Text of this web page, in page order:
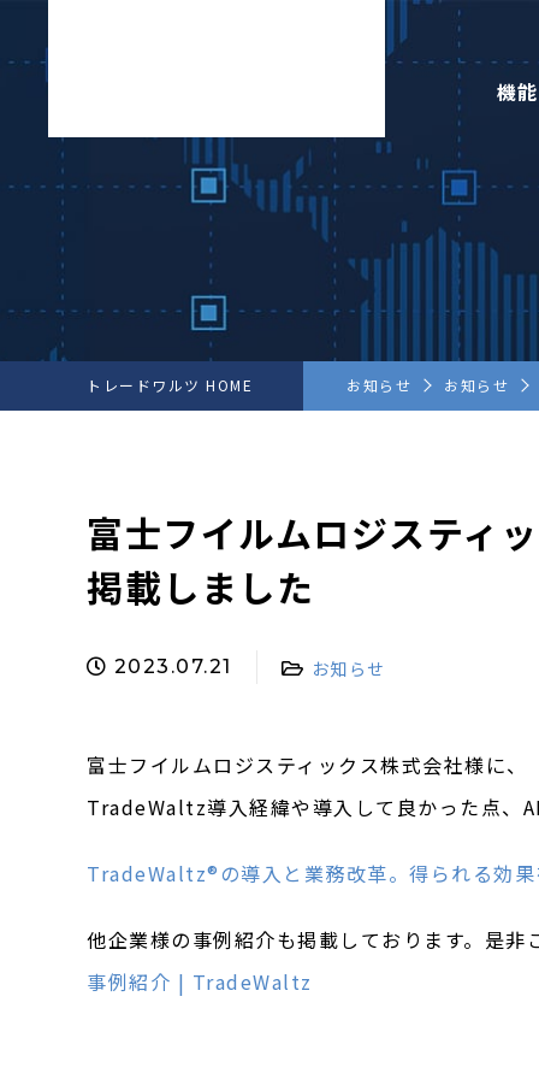
機能
トレードワルツ HOME お知らせ お知らせ
富士フイルムロジスティ
掲載しました
2023.07.21 お知らせ
富士フイルムロジスティックス株式会社様に、
TradeWaltz導入経緯や導入して良かった点、
TradeWaltz®の導入と業務改革。得られる効
他企業様の事例紹介も掲載しております。是非
事例紹介 | TradeWaltz